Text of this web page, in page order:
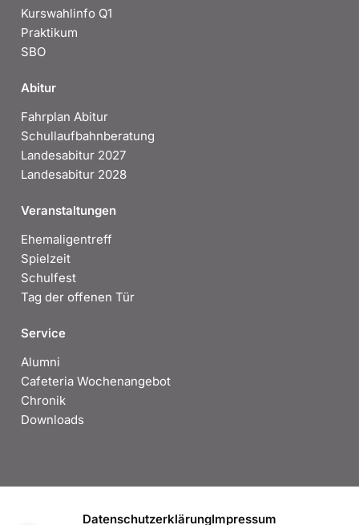
Kurswahlinfo Q1
Praktikum
SBO
Abitur
Fahrplan Abitur
Schullaufbahnberatung
Landesabitur 2027
Landesabitur 2028
Veranstaltungen
Ehemaligentreff
Spielzeit
Schulfest
Tag der offenen Tür
Service
Alumni
Cafeteria Wochenangebot
Chronik
Downloads
DatenschutzerklärungImpressum